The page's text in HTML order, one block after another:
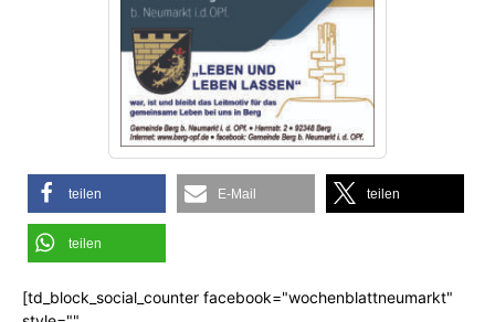
teilen E-Mail teilen
teilen
[td_block_social_counter facebook="wochenblattneumarkt"